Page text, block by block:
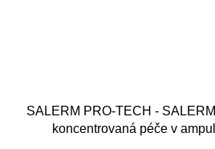
SALERM PRO-TECH -
koncentrovaná péče v